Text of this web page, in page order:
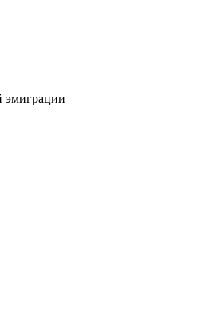
эмиграции